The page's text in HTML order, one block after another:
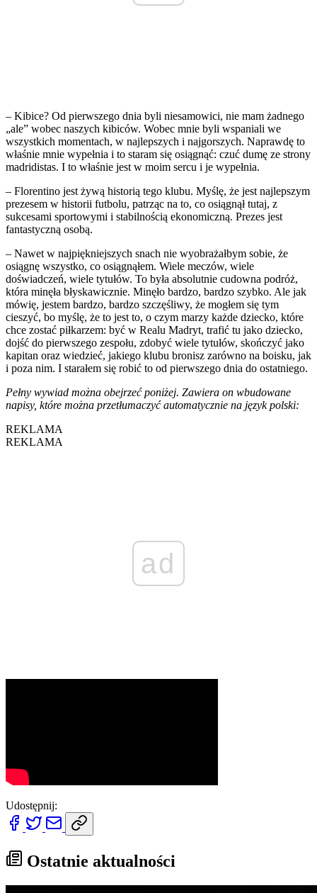
– Kibice? Od pierwszego dnia byli niesamowici, nie mam żadnego
„ale” wobec naszych kibiców. Wobec mnie byli wspaniali we
wszystkich momentach, w najlepszych i najgorszych. Naprawdę to
właśnie mnie wypełnia i to staram się osiągnąć: czuć dumę ze strony
madridistas. I to właśnie jest w moim sercu i je wypełnia.
– Florentino jest żywą historią tego klubu. Myślę, że jest najlepszym
prezesem w historii futbolu, patrząc na to, co osiągnął tutaj, z
sukcesami sportowymi i stabilnością ekonomiczną. Prezes jest
fantastyczną osobą.
– Nawet w najpiękniejszych snach nie wyobrażałbym sobie, że
osiągnę wszystko, co osiągnąłem. Wiele meczów, wiele
doświadczeń, wiele tytułów. To była absolutnie cudowna podróż,
która minęła błyskawicznie. Minęło bardzo, bardzo szybko. Ale jak
mówię, jestem bardzo, bardzo szczęśliwy, że mogłem się tym
cieszyć, bo myślę, że to jest to, o czym marzy każde dziecko, które
chce zostać piłkarzem: być w Realu Madryt, trafić tu jako dziecko,
dojść do pierwszego zespołu, zdobyć wiele tytułów, skończyć jako
kapitan oraz wiedzieć, jakiego klubu bronisz zarówno na boisku, jak
i poza nim. I starałem się robić to od pierwszego dnia do ostatniego.
Pełny wywiad można obejrzeć poniżej. Zawiera on wbudowane
napisy, które można przetłumaczyć automatycznie na język polski:
REKLAMA
REKLAMA
ad
Udostępnij:
Ostatnie aktualności